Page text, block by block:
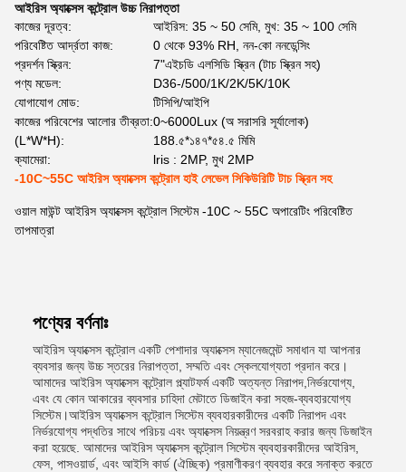
আইরিস অ্যাক্সেস কন্ট্রোল উচ্চ নিরাপত্তা
কাজের দূরত্ব:
আইরিস: 35 ~ 50 সেমি, মুখ: 35 ~ 100 সেমি
পরিবেষ্টিত আর্দ্রতা কাজ:
0 থেকে 93% RH, নন-কো ননডেন্সিং
প্রদর্শন স্ক্রিন:
7"এইচডি এলসিডি স্ক্রিন (টাচ স্ক্রিন সহ)
পণ্য মডেল:
D36-/500/1K/2K/5K/10K
যোগাযোগ মোড:
টিসিপি/আইপি
কাজের পরিবেশের আলোর তীব্রতা:0~6000Lux (অ সরাসরি সূর্যালোক)
(L*W*H):
188.৫*১৪৭*৫৪.৫ মিমি
ক্যামেরা:
lris : 2MP, মুখ 2MP
-10C~55C আইরিস অ্যাক্সেস কন্ট্রোল হাই লেভেল সিকিউরিটি টাচ স্ক্রিন সহ
ওয়াল মাউন্ট আইরিস অ্যাক্সেস কন্ট্রোল সিস্টেম -10C ~ 55C অপারেটিং পরিবেষ্টিত
তাপমাত্রা
পণ্যের বর্ণনাঃ
আইরিস অ্যাক্সেস কন্ট্রোল একটি পেশাদার অ্যাক্সেস ম্যানেজমেন্ট সমাধান যা আপনার
ব্যবসার জন্য উচ্চ স্তরের নিরাপত্তা, সম্মতি এবং স্কেলযোগ্যতা প্রদান করে।
আমাদের আইরিস অ্যাক্সেস কন্ট্রোল প্ল্যাটফর্ম একটি অত্যন্ত নিরাপদ,নির্ভরযোগ্য,
এবং যে কোন আকারের ব্যবসার চাহিদা মেটাতে ডিজাইন করা সহজ-ব্যবহারযোগ্য
সিস্টেম।আইরিস অ্যাক্সেস কন্ট্রোল সিস্টেম ব্যবহারকারীদের একটি নিরাপদ এবং
নির্ভরযোগ্য পদ্ধতির সাথে পরিচয় এবং অ্যাক্সেস নিয়ন্ত্রণ সরবরাহ করার জন্য ডিজাইন
করা হয়েছে. আমাদের আইরিস অ্যাক্সেস কন্ট্রোল সিস্টেম ব্যবহারকারীদের আইরিস,
ফেস, পাসওয়ার্ড, এবং আইসি কার্ড (ঐচ্ছিক) প্রমাণীকরণ ব্যবহার করে সনাক্ত করতে